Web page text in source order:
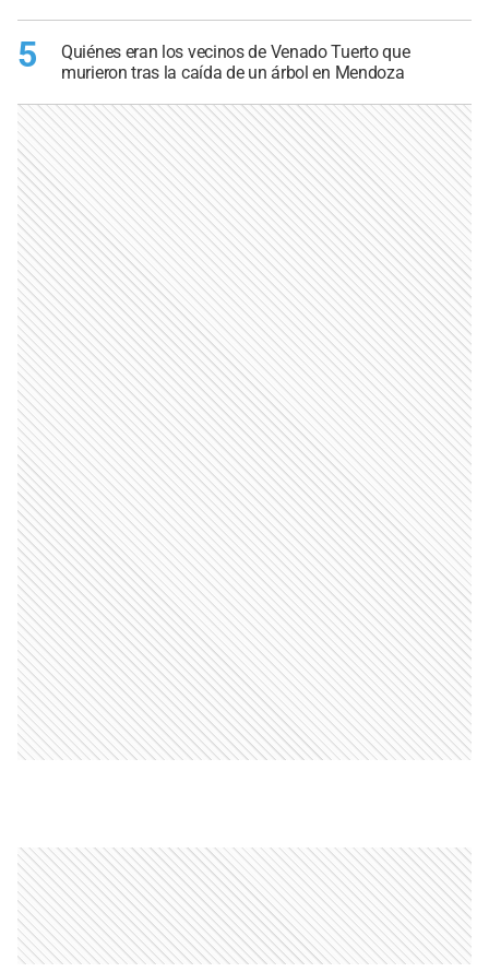
5
Quiénes eran los vecinos de Venado Tuerto que
murieron tras la caída de un árbol en Mendoza